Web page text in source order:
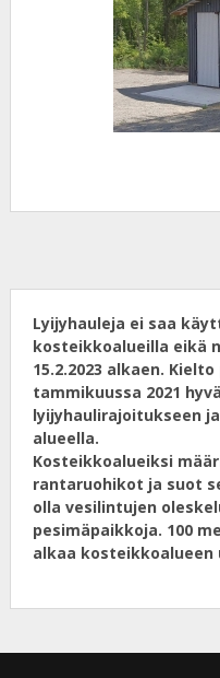
Lyijyhauleja ei saa
kosteikkoalueilla eikä
15.2.2023 alkaen.
tammikuussa 2021
lyijyhaulirajoitukseen
alueella.
Kosteikkoalueiksi
rantaruohikot ja suot
olla vesilintujen
pesimäpaikkoja. 100
alkaa kosteikkoalueen